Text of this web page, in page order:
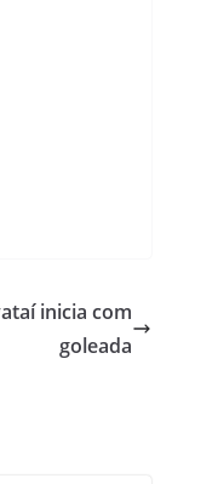
inicia com
goleada